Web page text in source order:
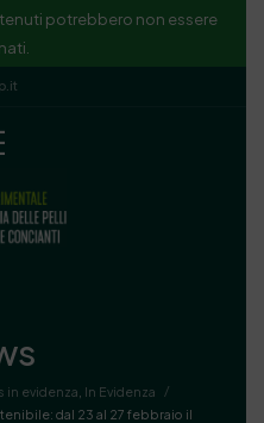
potrebbero non essere
in evidenza In Evidenza
/
dal 23 al 27 febbraio il